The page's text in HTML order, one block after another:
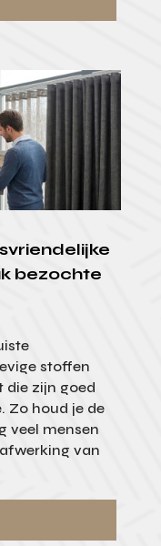
bezochte
stoffen
die zijn goed
Zo houd je de
veel mensen
van